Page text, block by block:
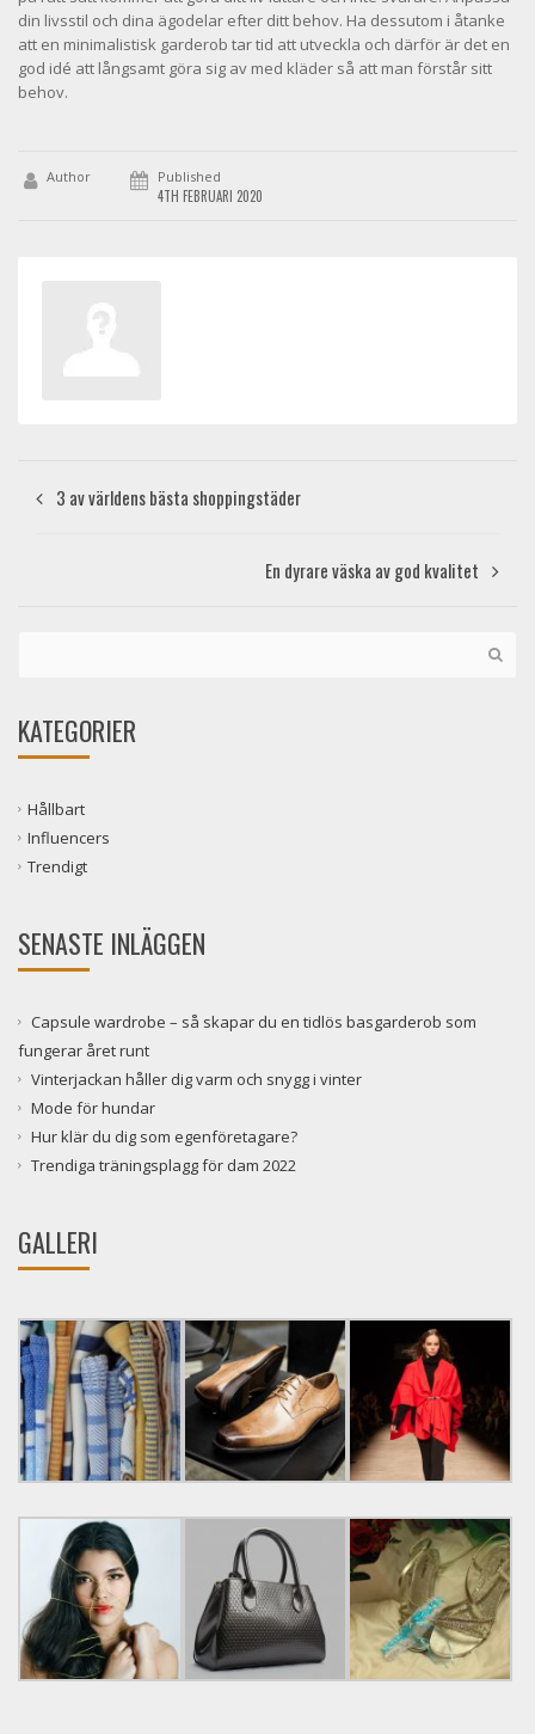
din livsstil och dina ägodelar efter ditt behov. Ha dessutom i åtanke
att en minimalistisk garderob tar tid att utveckla och därför är det en
god idé att långsamt göra sig av med kläder så att man förstår sitt
behov.
Author Published
4TH FEBRUARI 2020
3 av världens bästa shoppingstäder
En dyrare väska av god kvalitet
KATEGORIER
Hållbart
Influencers
Trendigt
SENASTE INLÄGGEN
Capsule wardrobe – så skapar du en tidlös basgarderob som
fungerar året runt
Vinterjackan håller dig varm och snygg i vinter
Mode för hundar
Hur klär du dig som egenföretagare?
Trendiga träningsplagg för dam 2022
GALLERI